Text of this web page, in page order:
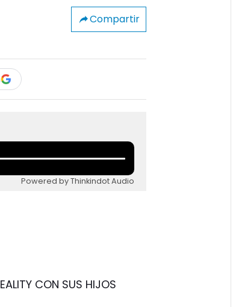
Compartir
Powered by Thinkindot Audio
CON SUS HIJOS